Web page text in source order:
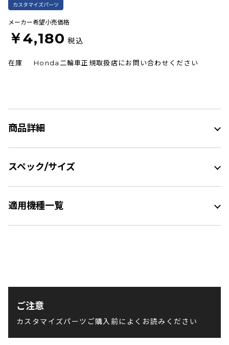
カスタマイズパーツ
メーカー希望小売価格
￥4,180 税込
在庫 Honda二輪車正規取扱店にお問い合わせください
商品詳細
スペック/サイズ
適用機種一覧
ご注意
カスタマイズパーツご購入前によくお読みください